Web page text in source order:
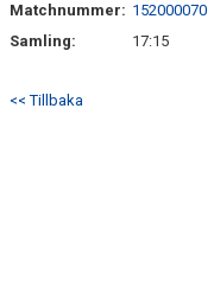
Matchnummer: 152000070
Samling:
17:15
<< Tillbaka